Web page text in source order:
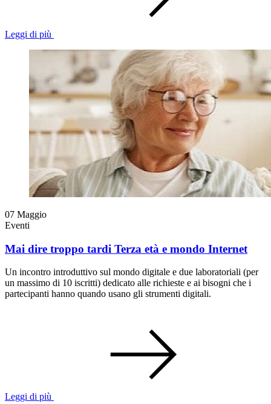
Leggi di più
07 Maggio
Eventi
Mai dire troppo tardi Terza età e mondo Internet
Un incontro introduttivo sul mondo digitale e due laboratoriali (per
un massimo di 10 iscritti) dedicato alle richieste e ai bisogni che i
partecipanti hanno quando usano gli strumenti digitali.
Leggi di più